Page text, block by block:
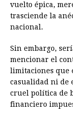
vuelto épica,
trasciende la
nacional.
Sin embargo,
mencionar el
limitaciones que
casualidad ni de
cruel política de
financiero